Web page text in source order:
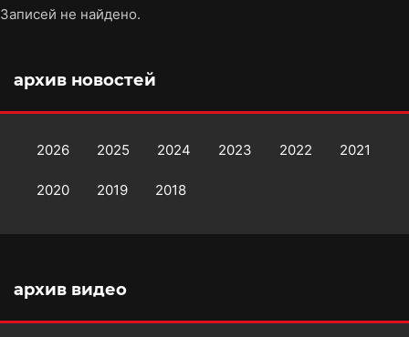
Записей не найдено.
архив новостей
2026 2025 2024 2023 2022 2021
2020 2019 2018
архив видео